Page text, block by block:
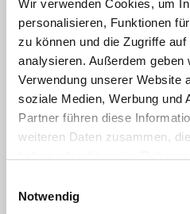
Wir verwenden Cookies, um
personalisieren, Funktionen
zu können und die Zugriffe
analysieren. Außerdem
Verwendung unserer Website
soziale Medien, Werbung und
Partner führen diese
weiteren Daten zusammen,
Cookies, wenn Sie unsere
Notwendig